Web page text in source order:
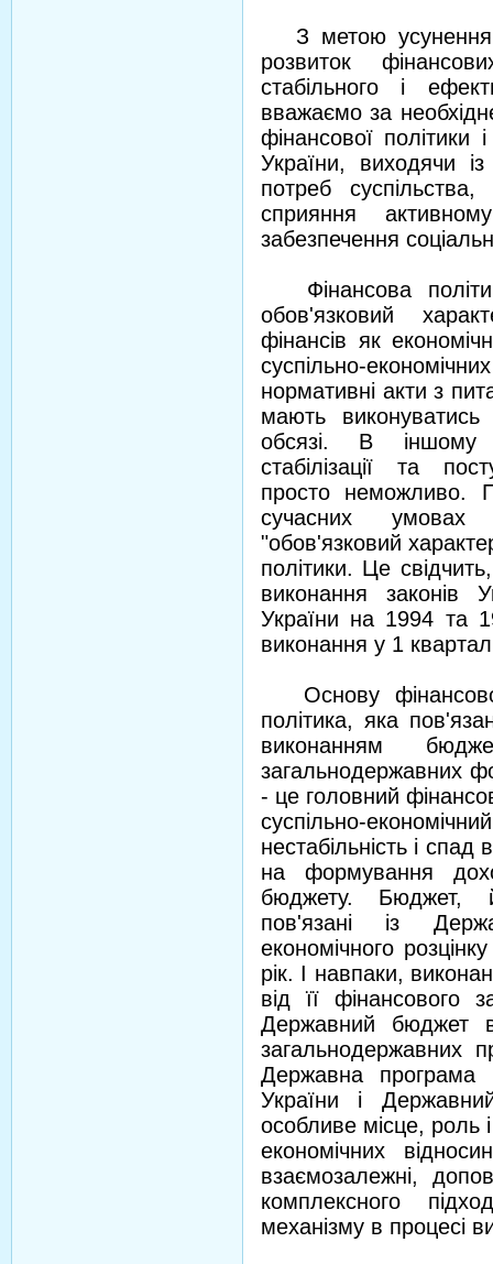
З метою усунення
розвиток
стабільного і
вважаємо за
фінансової політики
України, виходячи
потреб суспільства,
сприяння
забезпечення
Фінансова
обов'язковий
фінансів як
суспільно-
нормативні акти з
мають
обсязі. В іншому
стабілізації та
просто неможливо.
сучасних умовах
"обов'язковий
політики. Це
виконання законів
України на 1994 та
виконання у 1
Основу
політика, яка
виконанням
загальнодержавних
- це го­ловний
суспільно-
нестабільність і
на формування
бюджету. Бюджет,
пов'язані із
економічного
рік. І навпаки,
від її фінансового
Державний бюджет
загальнодержавних
Державна програма
України і
особливе місце, роль
економічних
взаємозалежні,
комплексного
механізму в процесі